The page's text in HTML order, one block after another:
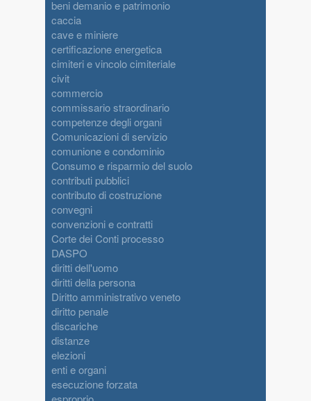
beni demanio e patrimonio
caccia
cave e miniere
certificazione energetica
cimiteri e vincolo cimiteriale
civit
commercio
commissario straordinario
competenze degli organi
Comunicazioni di servizio
comunione e condominio
Consumo e risparmio del suolo
contributi pubblici
contributo di costruzione
convegni
convenzioni e contratti
Corte dei Conti processo
DASPO
diritti dell'uomo
diritti della persona
Diritto amministrativo veneto
diritto penale
discariche
distanze
elezioni
enti e organi
esecuzione forzata